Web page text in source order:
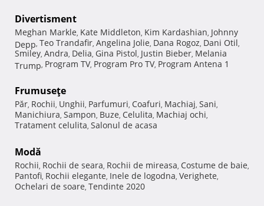
Divertisment
Meghan Markle, Kate Middleton, Kim Kardashian, Johnny
Depp, Teo Trandafir, Angelina Jolie, Dana Rogoz, Dani Otil,
Smiley, Andra, Delia, Gina Pistol, Justin Bieber, Melania
Trump, Program TV, Program Pro TV, Program Antena 1
Frumuseţe
Păr, Rochii, Unghii, Parfumuri, Coafuri, Machiaj, Sani,
Manichiura, Sampon, Buze, Celulita, Machiaj ochi,
Tratament celulita, Salonul de acasa
Modă
Rochii, Rochii de seara, Rochii de mireasa, Costume de baie,
Pantofi, Rochii elegante, Inele de logodna, Verighete,
Ochelari de soare, Tendinte 2020